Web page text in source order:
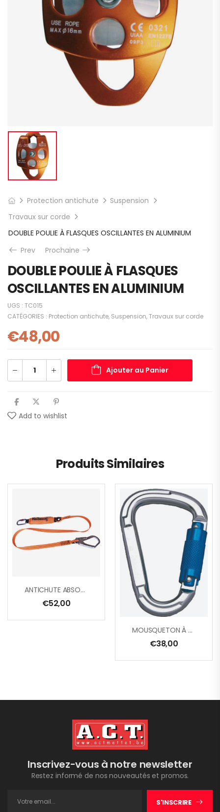
Protection antichute
Suspension
Travaux sur corde
DOUBLE POULIE À FLASQUES OSCILLANTES EN ALUMINIUM
Prev
Prochaine
DOUBLE POULIE À FLASQUES
OSCILLANTES EN ALUMINIUM
UGS : TC015
CATÉGORIES : Protection antichute, Suspension,Travaux sur corde
€48,00
Ajouter au Panier
Add to wishlist
Produits Similaires
ANTICHUTE ABSORBEUR D’ÉNERGIE LONGE SANGLE 2 M + 1 AM022 + AM002
€52,00
MOUSQUETON À VERROUILLAGE AUTOMATIQUE, OUVERTURE 22 MM – LOT DE 2
€38,00
Inscrivez-vous à notre newsletter
Restez informé de nos nouveautés et promos.
S'INSCRIRE